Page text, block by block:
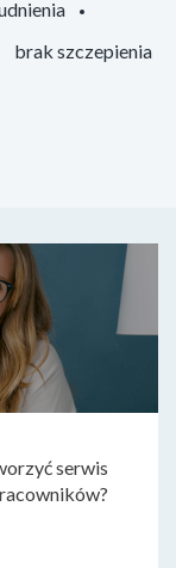
brak szczepienia
serwis